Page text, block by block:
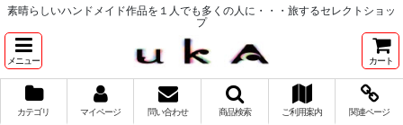
素晴らしいハンドメイド作品を１人でも多くの人に・・・旅するセレクトショッ
プ
メニュー カート
カテゴリ マイページ 問い合わせ 商品検索 ご利用案内 関連ページ